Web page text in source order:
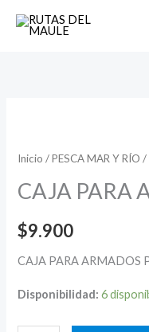
Inicio /PESCA MAR Y RÍO /
CAJA PARA
$9.900
CAJA PARA ARMADOS
Disponibilidad: 6
ARMADOS